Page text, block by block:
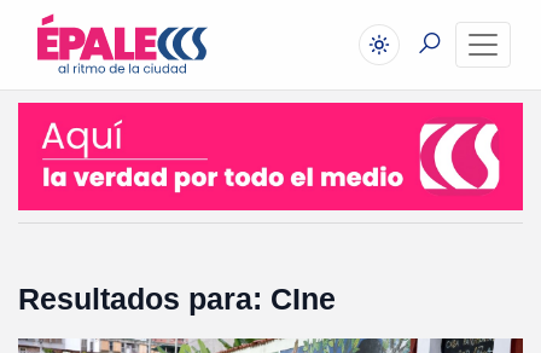
Resultados para: CIne